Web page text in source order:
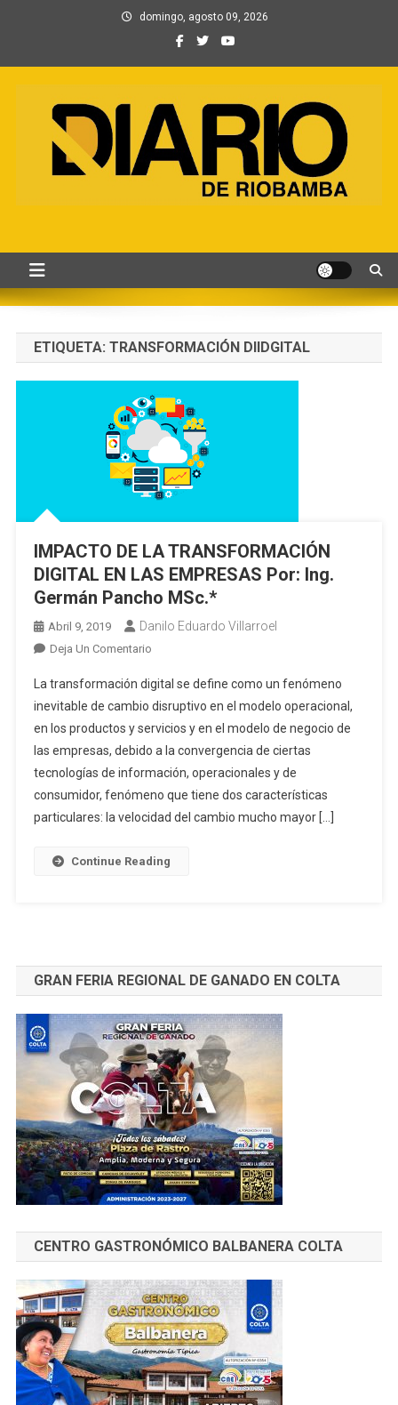
domingo, agosto 09, 2026
y Contenidos digitales
ETIQUETA: TRANSFORMACIÓN DIIDGITAL
IMPACTO DE LA TRANSFORMACIÓN
DIGITAL EN LAS EMPRESAS Por: Ing.
Germán Pancho MSc.*
Abril 9, 2019 Danilo Eduardo Villarroel
Deja Un ComentarioEn
DE
LA
TRANSFORMACIÓN
DIGITAL
EN
LAS
EMPRESAS
La transformación digital se define como un fenómeno
inevitable de cambio disruptivo en el modelo operacional,
en los productos y servicios y en el modelo de negocio de
las empresas, debido a la convergencia de ciertas
tecnologías de información, operacionales y de
consumidor, fenómeno que tiene dos características
particulares: la velocidad del cambio mucho mayor […]
Continue Reading
GRAN FERIA REGIONAL DE GANADO EN COLTA
CENTRO GASTRONÓMICO BALBANERA COLTA